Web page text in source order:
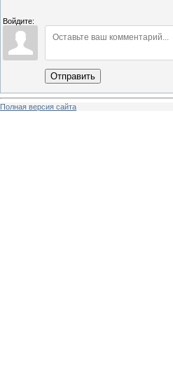
Войдите:
Отправить
Полная версия сайта